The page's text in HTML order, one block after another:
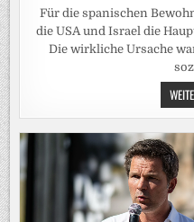
Für die spanischen
die USA und Israel die
Die wirkliche Ursache